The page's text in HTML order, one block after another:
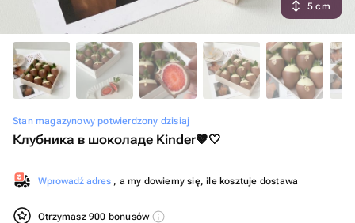
Stan magazynowy potwierdzony dzisiaj
Клубника в шоколаде Kinder🤎🤍
Wprowadź adres , a my dowiemy się, ile kosztuje dostawa
Otrzymasz 900 bonusów
5 cm